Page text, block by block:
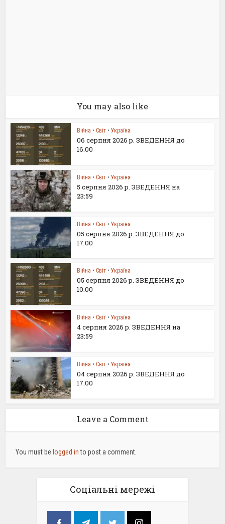
You may also like
Війна • Світ • Україна
06 серпня 2026 р. ЗВЕДЕННЯ до
16.00
Війна • Світ • Україна
5 серпня 2026 р. ЗВЕДЕННЯ на
23:59
Війна • Світ • Україна
05 серпня 2026 р. ЗВЕДЕННЯ до
17.00
Війна • Світ • Україна
05 серпня 2026 р. ЗВЕДЕННЯ до
10.00
Війна • Світ • Україна
4 серпня 2026 р. ЗВЕДЕННЯ на
23:59
Війна • Світ • Україна
04 серпня 2026 р. ЗВЕДЕННЯ до
17.00
Leave a Comment
You must be logged into post a comment.
Соціальні мережі